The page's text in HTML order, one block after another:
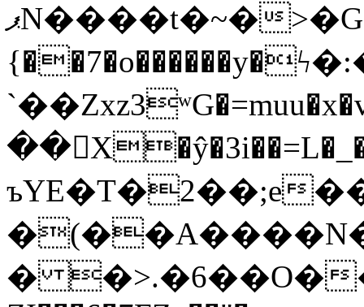
ޕN����t�~�>�G�{�Wރ�sl̞�@x_:�ˏ��՛��zU;wk�F�m�q}
ъYE�T�2��;e
� �>.�6��O�